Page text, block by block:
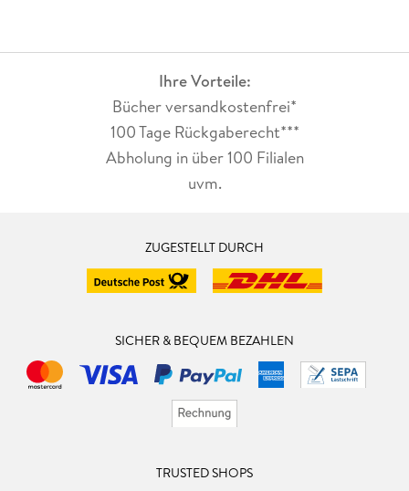
Ihre Vorteile:
Bücher versandkostenfrei*
100 Tage Rückgaberecht***
Abholung in über 100 Filialen
uvm.
ZUGESTELLT DURCH
SICHER & BEQUEM BEZAHLEN
TRUSTED SHOPS